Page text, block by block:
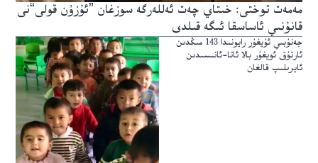
مەمەت توختى: خىتاي چەت ئەللەرگە سوزغان ”ئۇزۇن قولى“نى
قانۇنىي ئاساسقا ئىگە قىلدى
جەنۇبىي ئۇيغۇر رايونىدا 143 مىڭدىن
ئارتۇق ئويغۇر بالا ئاتا-ئانىسىدىن
ئايرىلىپ قالغان